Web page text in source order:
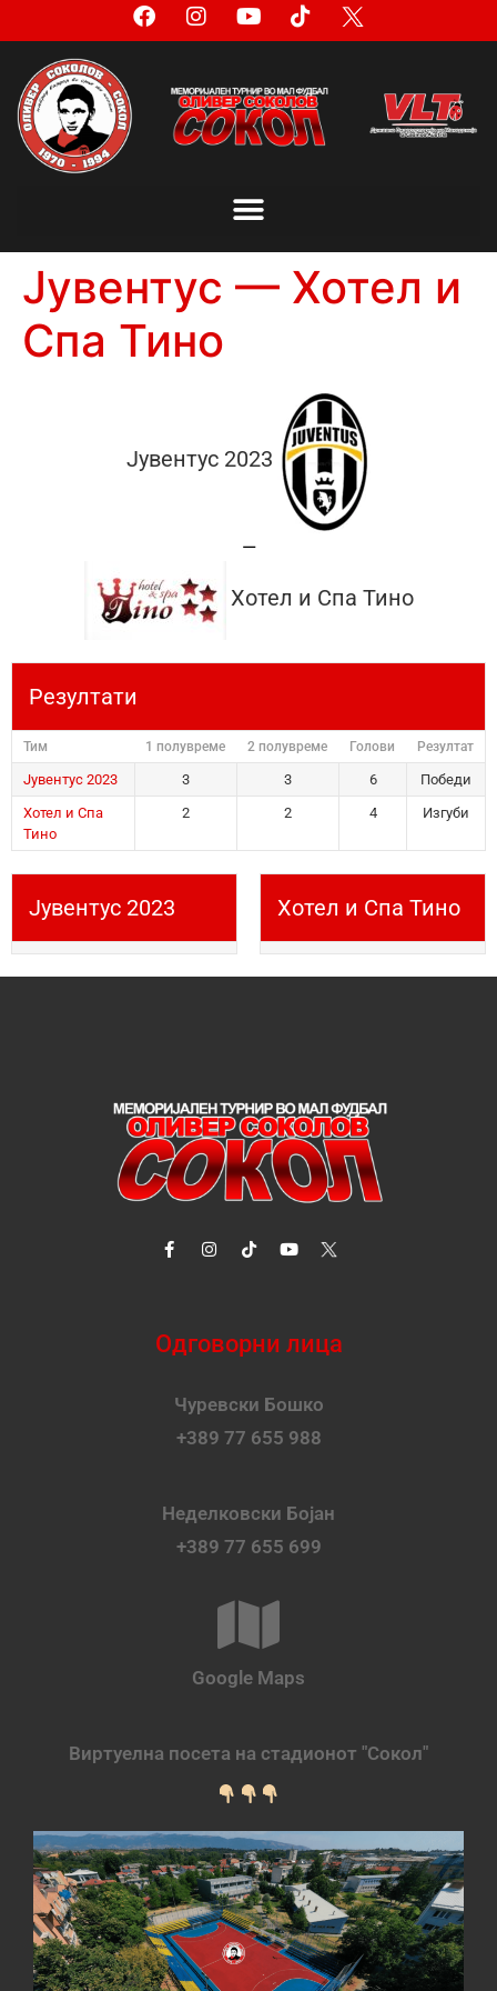
Јувентус — Хотел и
Спа Тино
Јувентус 2023
—
Хотел и Спа Тино
Резултати
Тим 1 полувреме 2 полувреме Голови Резултат
Јувентус 2023 3 3 6
Победи
Хотел и Спа
Тино
2 2 4 Изгуби
Јувентус 2023 Хотел и Спа Тино
Одговорни лица
Чуревски Бошко
+389 77 655 988
Неделковски Бојан
+389 77 655 699
Google Maps
Виртуелна посета на стадионот "Сокол"